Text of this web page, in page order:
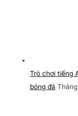
Trò chơi tiếng
bóng đá